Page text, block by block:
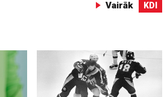
Vairāk KDI